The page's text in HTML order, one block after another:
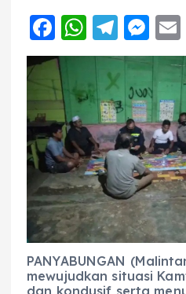
F
a
c
e
b
o
o
k
W
h
a
ts
A
p
p
T
el
e
g
r
a
m
M
e
ss
e
n
g
er
PANYABUNGAN
mewujudkan situasi
dan kondusif serta